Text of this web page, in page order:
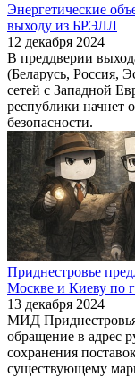
Энергетические
выходу из БРЭЛЛ
12 декабря 2024
В преддверии
(Беларусь, Россия,
сетей с Западной
республики начнет
безопасности.
Приднестровье
Москве и Киеву по
13 декабря 2024
МИД Приднестровья
обращение в адрес
сохранения
существующему